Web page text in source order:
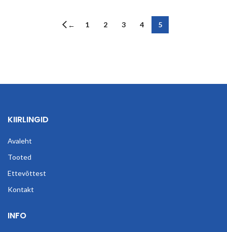
← 1 2 3 4 5
KIIRLINGID
Avaleht
Tooted
Ettevõttest
Kontakt
INFO